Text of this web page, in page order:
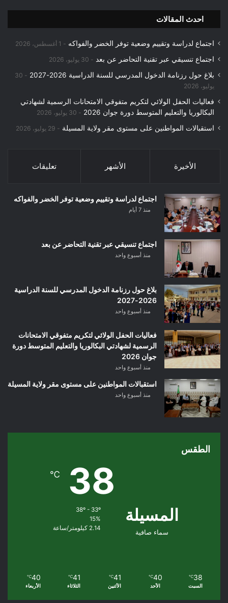
احدث المقالات
اجتماع لدراسة وتقييم وضعية توفر الخضر والفواكه 1 أغسطس، 2026
اجتماع تنسيقي عبر تقنية التحاضر عن بعد 30 يوليو، 2026
بلاغ حول رزنامة الدخول المدرسي للسنة الدراسية 2026-2027
30
يوليو، 2026
فعاليات الحفل الولائي لتكريم متفوقي الامتحانات الرسمية لشهادتي
البكالوريا والتعليم المتوسط دورة جوان 2026
30 يوليو، 2026
استقبالات المواطنين على مستوى مقر ولاية المسيلة 29 يوليو، 2026
الأخيرة الأشهر تعليقات
اجتماع لدراسة وتقييم وضعية توفر الخضر والفواكه
منذ 7 أيام
اجتماع تنسيقي عبر تقنية التحاضر عن بعد
منذ أسبوع واحد
بلاغ حول رزنامة الدخول المدرسي للسنة الدراسية
2026-2027
منذ أسبوع واحد
فعاليات الحفل الولائي لتكريم متفوقي الامتحانات
الرسمية لشهادتي البكالوريا والتعليم المتوسط دورة
جوان 2026
منذ أسبوع واحد
استقبالات المواطنين على مستوى مقر ولاية المسيلة
منذ أسبوع واحد
الطقس
المسيلة
سماء صافية
38
℃
38º - 33º
15%
2.14 كيلومتر/ساعة
38
℃
السبت
40
℃
الأحد
41
℃
الأثنين
41
℃
الثلاثاء
40
℃
الأربعاء